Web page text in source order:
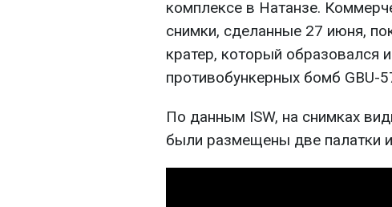
комплексе в Натанзе.
снимки, сделанные 27 июня,
кратер, который образовался
противобункерных бомб GBU-
По данным ISW, на снимках
были размещены две палатки и